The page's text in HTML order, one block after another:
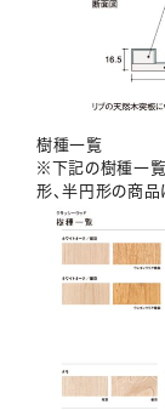
樹種一覧
※下記の樹種一
形、半円形の商